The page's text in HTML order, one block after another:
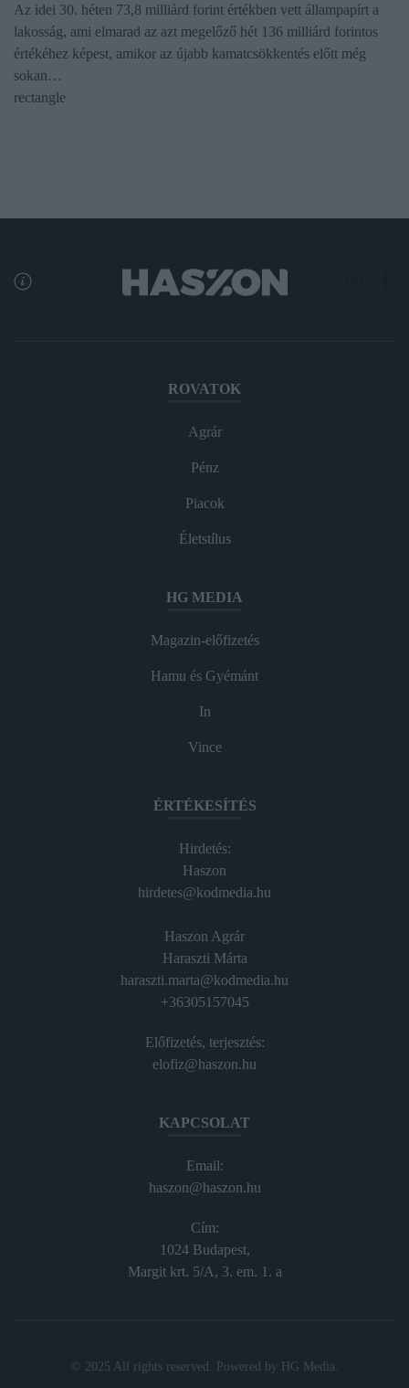
Az idei 30. héten 73,8 milliárd forint értékben vett állampapírt a
lakosság, ami elmarad az azt megelőző hét 136 milliárd forintos
értékéhez képest, amikor az újabb kamatcsökkentés előtt még
sokan…
rectangle
ROVATOK
Agrár
Pénz
Piacok
Életstílus
HG MEDIA
Magazin-előfizetés
Hamu és Gyémánt
In
Vince
ÉRTÉKESÍTÉS
Hirdetés:
Haszon
hirdetes@kodmedia.hu
Haszon Agrár
Haraszti Márta
haraszti.marta@kodmedia.hu
+36305157045
Előfizetés, terjesztés:
elofiz@haszon.hu
KAPCSOLAT
Email:
haszon@haszon.hu
Cím:
1024 Budapest,
Margit krt. 5/A, 3. em. 1. a
© 2025 All rights reserved. Powered by HG Media